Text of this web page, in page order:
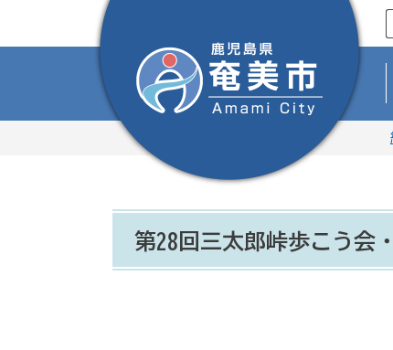
第28回三太郎峠歩こう会